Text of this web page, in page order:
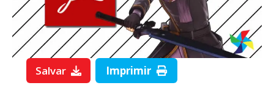
Salvar Imprimir